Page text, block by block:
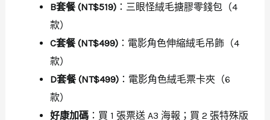
B套餐 (NT$519)：三眼怪絨毛搪膠零錢包（4
款）
C套餐 (NT$499)：電影角色伸縮絨毛吊飾（4
款）
D套餐 (NT$499)：電影角色絨毛票卡夾（6
款）
好康加碼：買 1 張票送 A3 海報；買 2 張特殊版